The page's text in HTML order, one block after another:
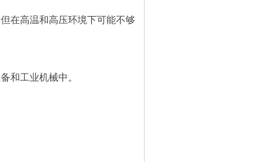
在高温和高压环境下可能不够
和工业机械中。